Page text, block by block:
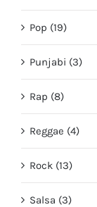
Pop (19)
Punjabi (3)
Rap (8)
Reggae (4)
Rock (13)
Salsa (3)